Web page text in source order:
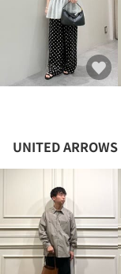
UNITED ARROWS